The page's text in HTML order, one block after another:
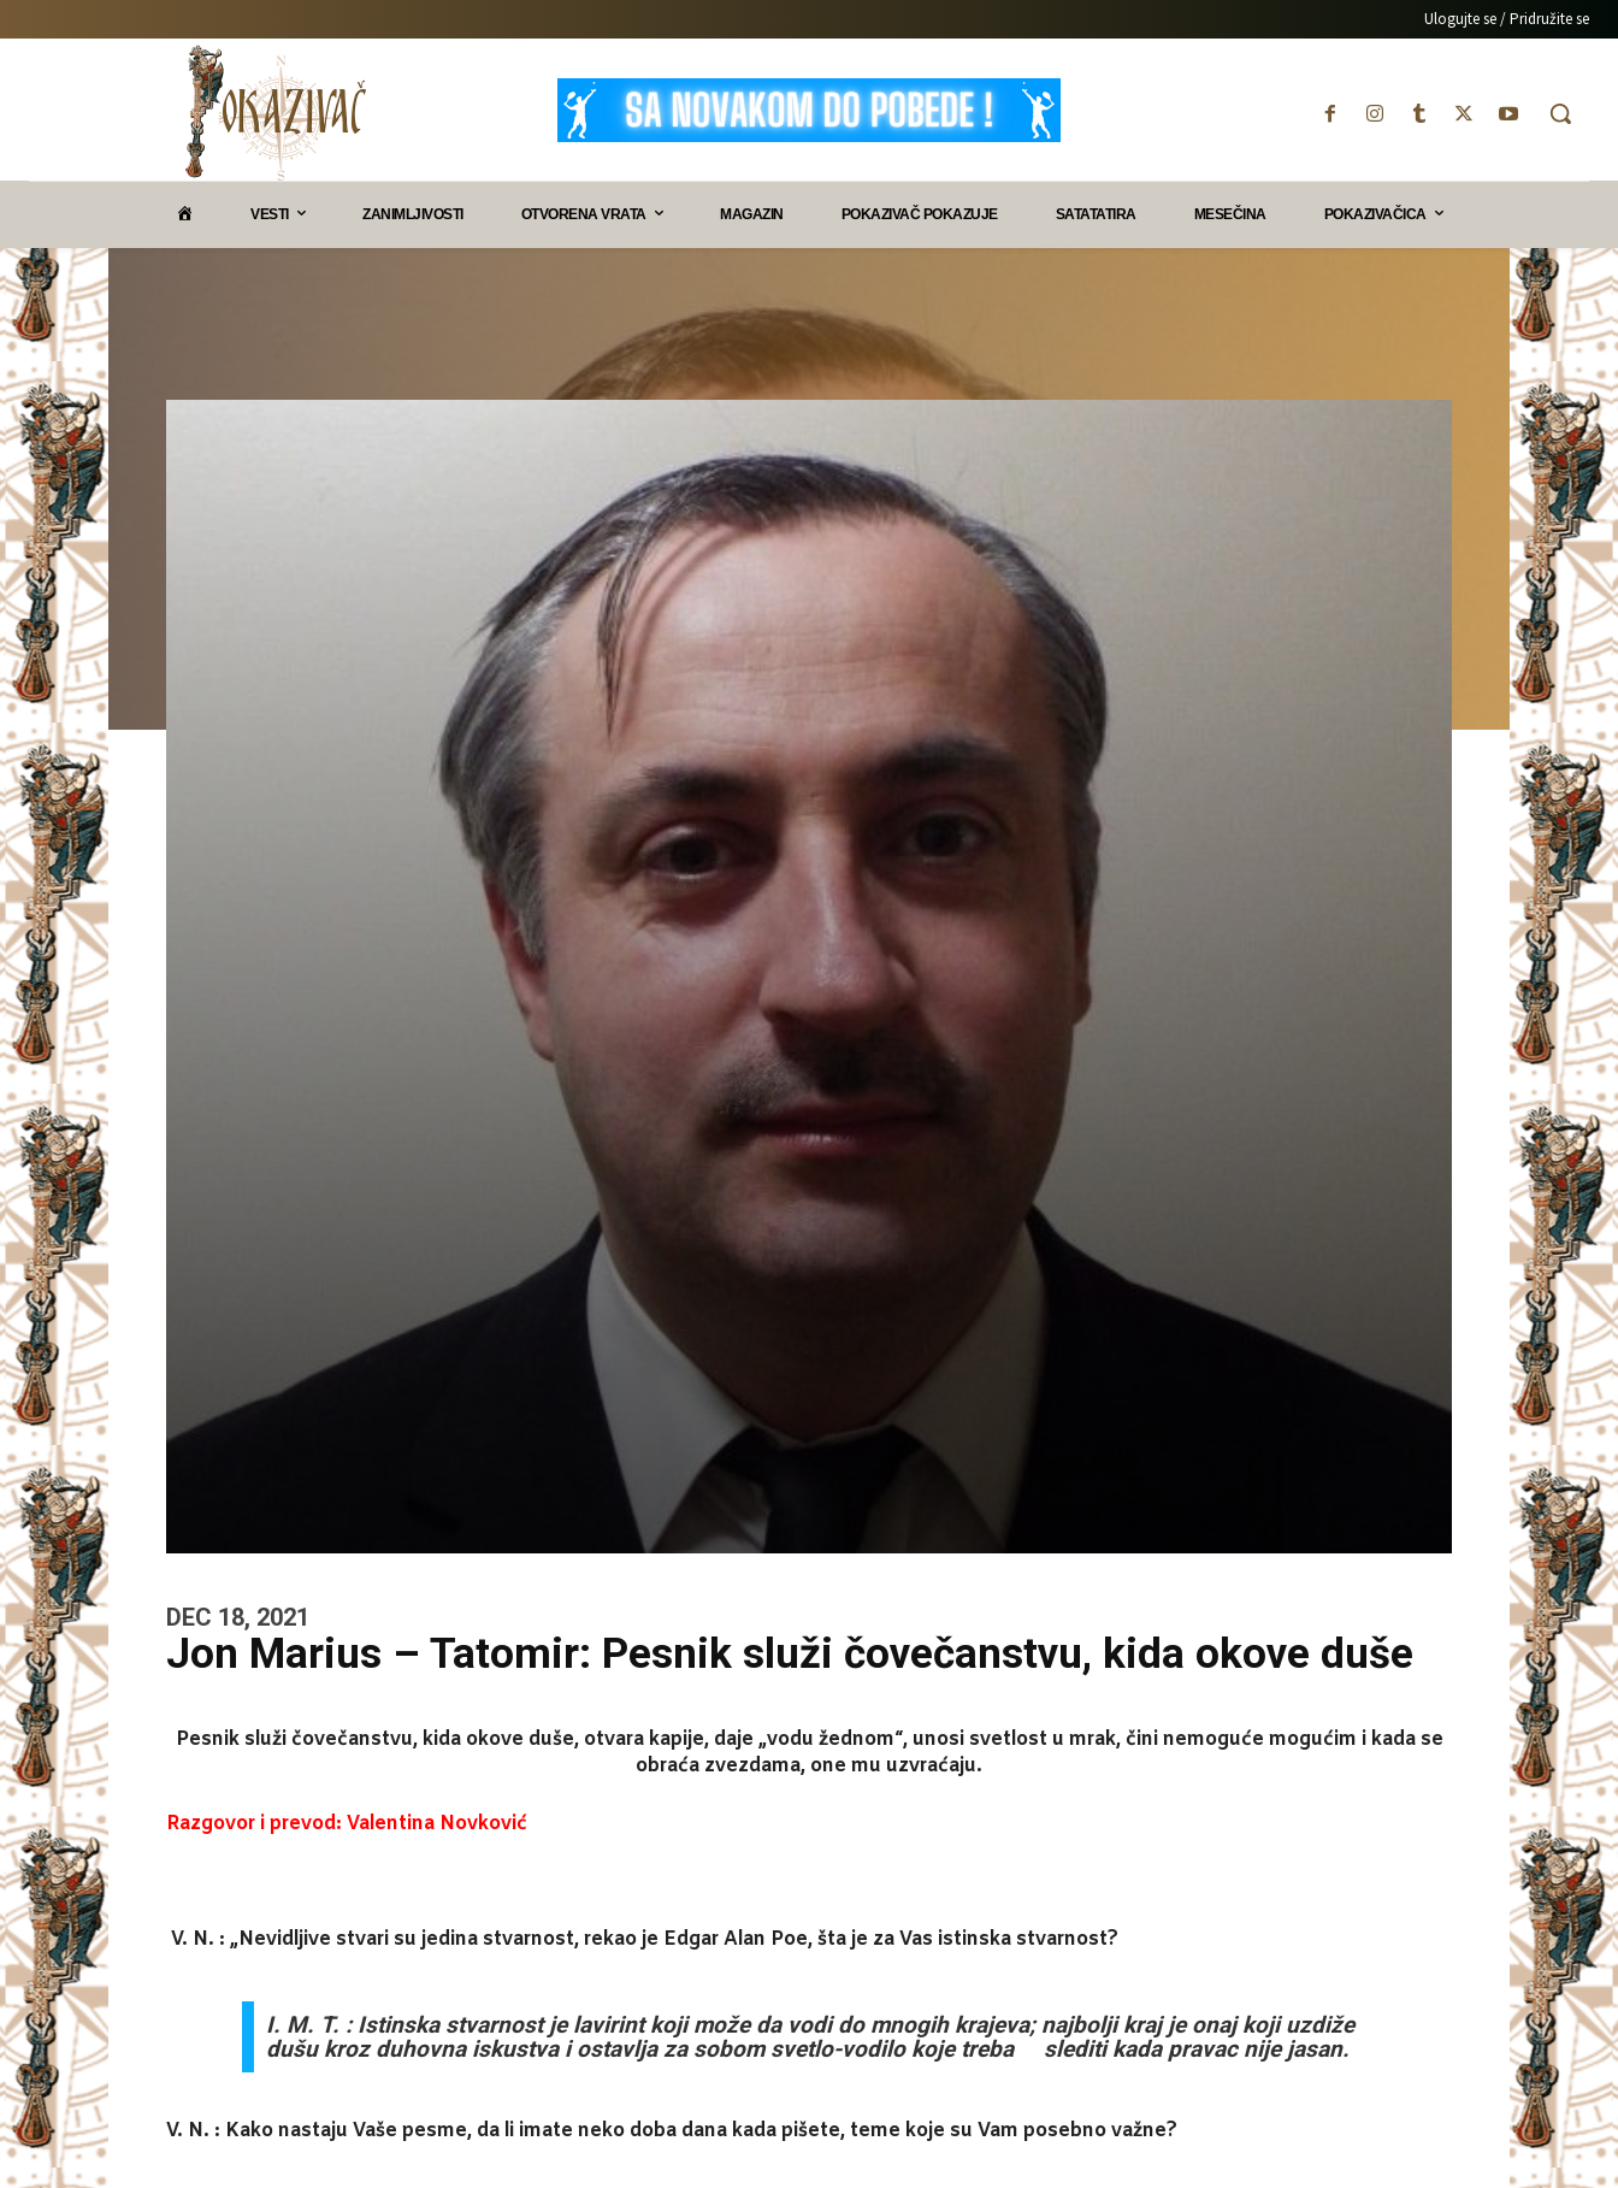
Ulogujte se / Pridružite se
VESTI ZANIMLJIVOSTI OTVORENA VRATA MAGAZIN POKAZIVAČ POKAZUJE SATATATIRA MESEČINA POKAZIVAČICA
DEC 18, 2021
Jon Marius – Tatomir: Pesnik služi čovečanstvu, kida okove duše
Pesnik služi čovečanstvu, kida okove duše, otvara kapije, daje „vodu žednom“, unosi svetlost u mrak, čini nemoguće mogućim i kada se
obraća zvezdama, one mu uzvraćaju.
Razgovor i prevod: Valentina Novković
V. N. : „Nevidljive stvari su jedina stvarnost, rekao je Edgar Alan Poe, šta je za Vas istinska stvarnost?
I. M. T. : Istinska stvarnost je lavirint koji može da vodi do mnogih krajeva; najbolji kraj je onaj koji uzdiže
dušu kroz duhovna iskustva i ostavlja za sobom svetlo-vodilo koje treba slediti kada pravac nije jasan.
V. N. : Kako nastaju Vaše pesme, da li imate neko doba dana kada pišete, teme koje su Vam posebno važne?